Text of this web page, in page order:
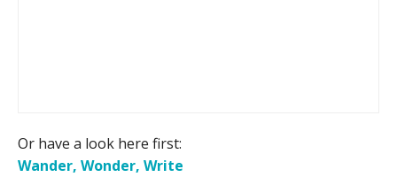
Or have a look here first:
Wander, Wonder, Write